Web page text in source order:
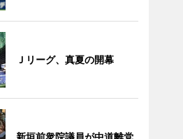
Ｊリーグ、真夏の開幕
新垣前衆院議員が中道離党